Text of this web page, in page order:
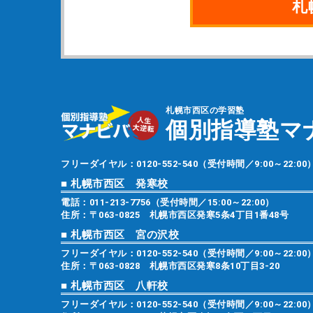
札
札幌市西区の学習塾
個別指導塾マ
フリーダイヤル： 0120-552-540 （受付時間／9:00～22:00
■ 札幌市西区 発寒校
電話： 011-213-7756 （受付時間／15:00～22:00）
住所：〒063-0825 札幌市西区発寒5条4丁目1番48号
■ 札幌市西区 宮の沢校
フリーダイヤル： 0120-552-540 （受付時間／9:00～22:00
住所：〒063-0828 札幌市西区発寒8条10丁目3-20
■ 札幌市西区 八軒校
フリーダイヤル： 0120-552-540 （受付時間／9:00～22:00